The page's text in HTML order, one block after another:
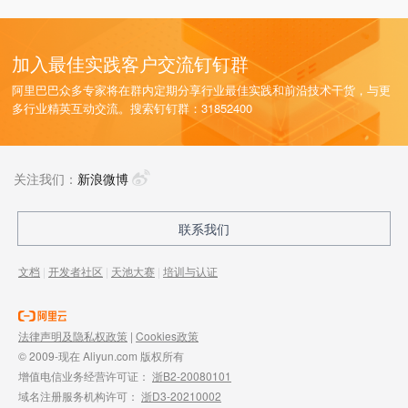
加入最佳实践客户交流钉钉群
阿里巴巴众多专家将在群内定期分享行业最佳实践和前沿技术干货，与更
多行业精英互动交流。搜索钉钉群：31852400